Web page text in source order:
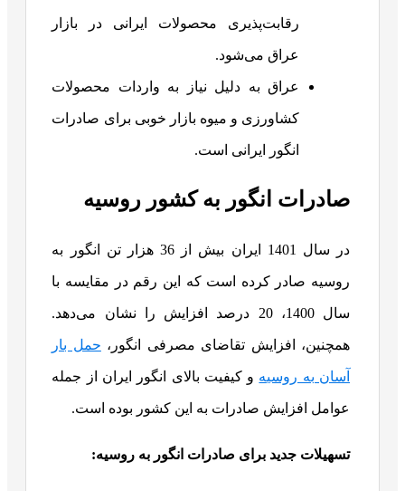
رقابت‌پذیری محصولات ایرانی در بازار
عراق می‌شود.
عراق به دلیل نیاز به واردات محصولات
کشاورزی و میوه بازار خوبی برای صادرات
انگور ایرانی است.
صادرات انگور به کشور روسیه
در سال 1401 ایران بیش از 36 هزار تن انگور به
روسیه صادر کرده است که این رقم در مقایسه با
سال 1400، 20 درصد افزایش را نشان می‌دهد.
همچنین، افزایش تقاضای مصرفی انگور، حمل بار
آسان به روسیه و کیفیت بالای انگور ایران از جمله
عوامل افزایش صادرات به این کشور بوده است.
تسهیلات جدید برای صادرات انگور به روسیه: